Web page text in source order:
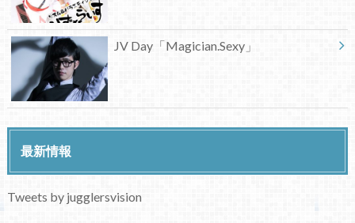
JV Day「Magician.Sexy」
最新情報
Tweets by jugglersvision